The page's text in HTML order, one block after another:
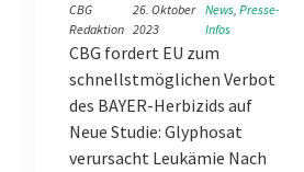
CBG
Redaktion
26. Oktober
2023
News, Presse-
Infos
CBG fordert EU zum
schnellstmöglichen Verbot
des BAYER-Herbizids auf
Neue Studie: Glyphosat
verursacht Leukämie Nach